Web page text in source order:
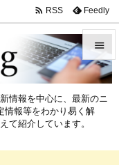



 RSS Feedly
情報を中心に、最新のニ
情報等をわかり易く解
て紹介しています。